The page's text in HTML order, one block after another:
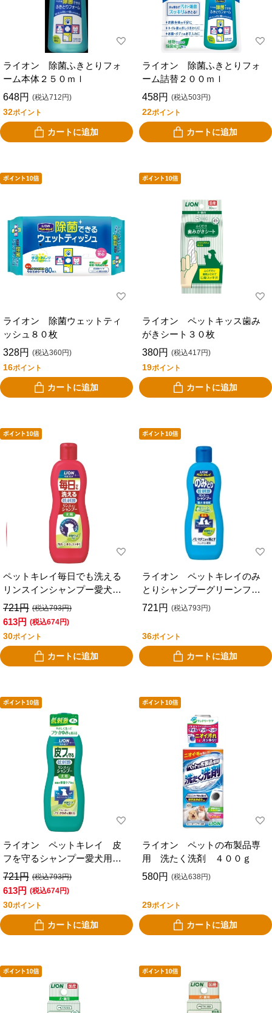
ライオン 除菌ふきとりフォ
ーム本体２５０ｍｌ
648円 (税込712円)
32ポイント
カートに追加
ライオン 除菌ふきとりフォ
ーム詰替２００ｍｌ
458円 (税込503円)
22ポイント
カートに追加
ライオン 除菌ウェットティ
ッシュ８０枚
328円 (税込360円)
16ポイント
カートに追加
ライオン ペットキッス歯み
がきシート３０枚
380円 (税込417円)
19ポイント
カートに追加
ペットキレイ毎日でも洗える
リンスインシャンプー愛犬用
３３０ｍｌ
721円 (税込793円)
613円 (税込674円)
30ポイント
カートに追加
ライオン ペットキレイのみ
とりシャンプーグリーンフロ
ーラル３３０ｍｌ
721円 (税込793円)
36ポイント
カートに追加
ライオン ペットキレイ 皮
フを守るシャンプー愛犬用
３３０ｍｌ
721円 (税込793円)
613円 (税込674円)
30ポイント
カートに追加
ライオン ペットの布製品専
用 洗たく洗剤 ４００ｇ
580円 (税込638円)
29ポイント
カートに追加